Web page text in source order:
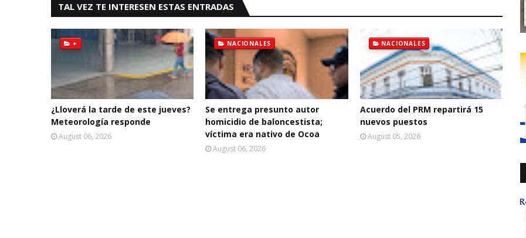
TAL VEZ TE INTERESEN ESTAS ENTRADAS
+
¿Lloverá la tarde de este jueves?
Meteorología responde
August 06, 2026
NACIONALES
Se entrega presunto autor
homicidio de baloncestista;
víctima era nativo de Ocoa
August 06, 2026
NACIONALES
Acuerdo del PRM repartirá 15
nuevos puestos
August 05, 2026